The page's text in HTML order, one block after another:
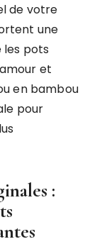
de votre
une
pots
et
en bambou
pour
: